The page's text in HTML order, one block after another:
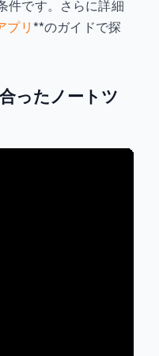
件です。さらに詳細
プリ**のガイドで探
ったノートツ